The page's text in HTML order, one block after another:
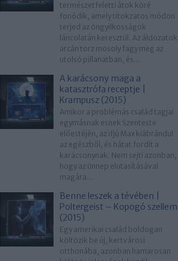
természetfeletti átok köré
fonódik, amely titokzatos módon
terjed az öngyilkosságok
láncolatán keresztül. Az áldozatok
arcán torz mosoly fagy meg az
utolsó pillanatban, és...
A karácsony maga a
katasztrófa receptje |
Krampusz (2015)
Amikor a problémás család tagjai
egymásnak esnek Szenteste
előestéjén, az ifjú Max kiábrándul
az egészből, és hátat fordít a
karácsonynak. Nem sejti azonban,
hogy az ünnep elutasításával
magára...
Benne leszek a tévében |
Poltergeist – Kopogó szellem
(2015)
Egy amerikai család boldogan
költözik be új, kertvárosi
otthonába, azonban hamarosan